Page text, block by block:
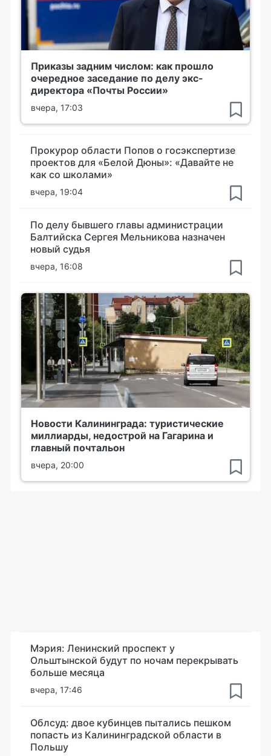
Приказы задним числом: как прошло
очередное заседание по делу экс-
директора «Почты России»
вчера, 17:03
Прокурор области Попов о госэкспертизе
проектов для «Белой Дюны»: «Давайте не
как со школами»
вчера, 19:04
По делу бывшего главы администрации
Балтийска Сергея Мельникова назначен
новый судья
вчера, 16:08
Новости Калининграда: туристические
миллиарды, недострой на Гагарина и
главный почтальон
вчера, 20:00
Мэрия: Ленинский проспект у
Ольштынской будут по ночам перекрывать
больше месяца
вчера, 17:46
Облсуд: двое кубинцев пытались пешком
попасть из Калининградской области в
Польшу